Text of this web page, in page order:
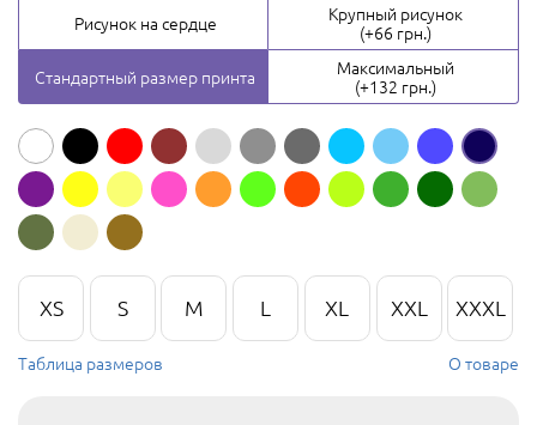
Рисунок на сердце
Крупный рисунок
(+66 грн.)
Стандартный размер принта
Максимальный
(+132 грн.)
XS S M L XL XXL XXXL
Таблица размеров О товаре